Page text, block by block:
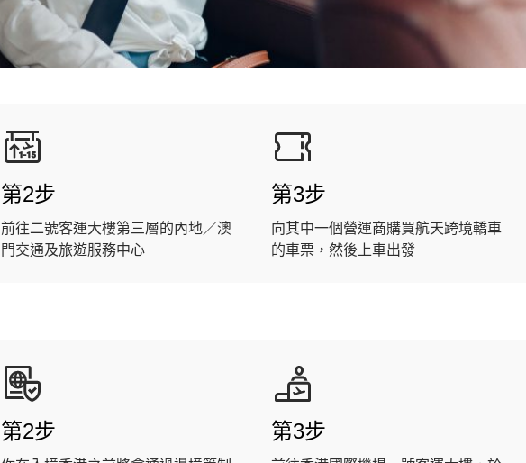
第2步
前往二號客運大樓第三層的內地／澳
門交通及旅遊服務中心
第3步
向其中一個營運商購買航天跨境轎車
的車票，然後上車出發
第2步 第3步